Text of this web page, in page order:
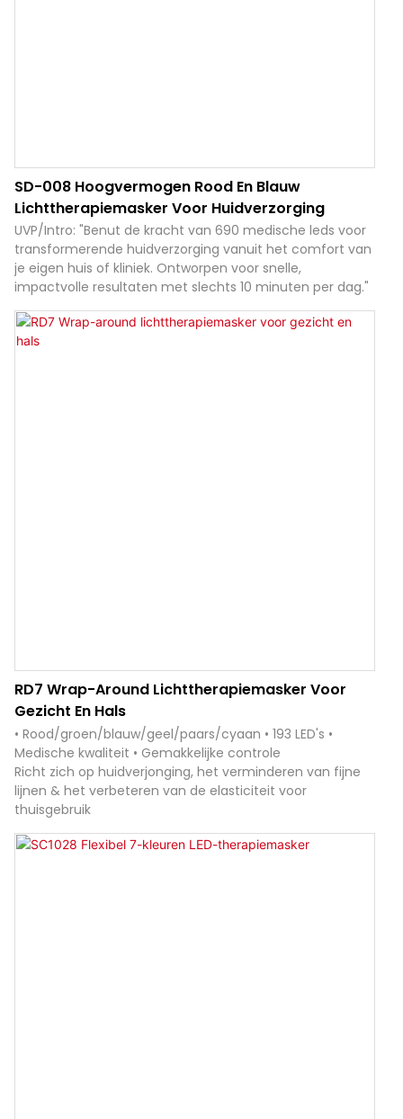
SD-008 Hoogvermogen Rood En Blauw
Lichttherapiemasker Voor Huidverzorging
UVP/Intro: "Benut de kracht van 690 medische leds voor
transformerende huidverzorging vanuit het comfort van
je eigen huis of kliniek. Ontworpen voor snelle,
impactvolle resultaten met slechts 10 minuten per dag."
RD7 Wrap-Around Lichttherapiemasker Voor
Gezicht En Hals
• Rood/groen/blauw/geel/paars/cyaan • 193 LED's •
Medische kwaliteit • Gemakkelijke controle
Richt zich op huidverjonging, het verminderen van fijne
lijnen & het verbeteren van de elasticiteit voor
thuisgebruik